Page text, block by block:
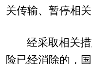
关传输、暂停相
经采取相关
险已经消除的，